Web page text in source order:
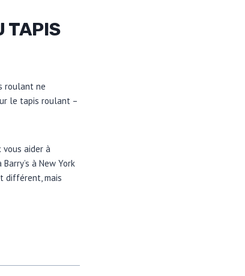
TAPIS
roulant ne
le tapis roulant –
aider à
à New York
différent, mais